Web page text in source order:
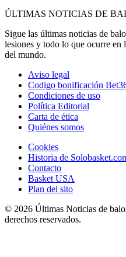
ÚLTIMAS NOTICIAS DE
Sigue las últimas noticias de
lesiones y todo lo que ocurre en
del mundo.
Aviso legal
Codigo bonificación
Condiciones de uso
Política Editorial
Carta de ética
Quiénes somos
Cookies
Historia de
Contacto
Basket USA
Plan del sito
© 2026 Últimas Noticias de
derechos reservados.